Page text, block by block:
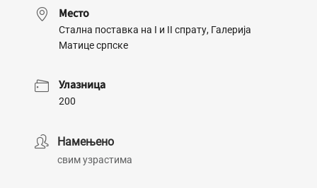
Место
Стална поставка на I и II спрату, Галерија
Матице српске
Улазница
200
Намењено
свим узрастима